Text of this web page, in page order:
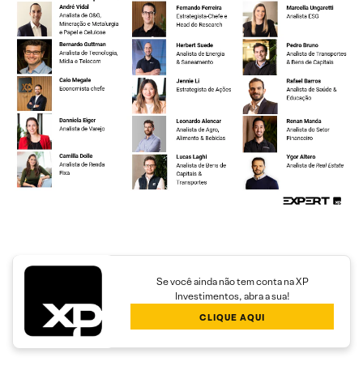
Se você ainda não tem conta na XP
Investimentos, abra a sua!
CLIQUE AQUI